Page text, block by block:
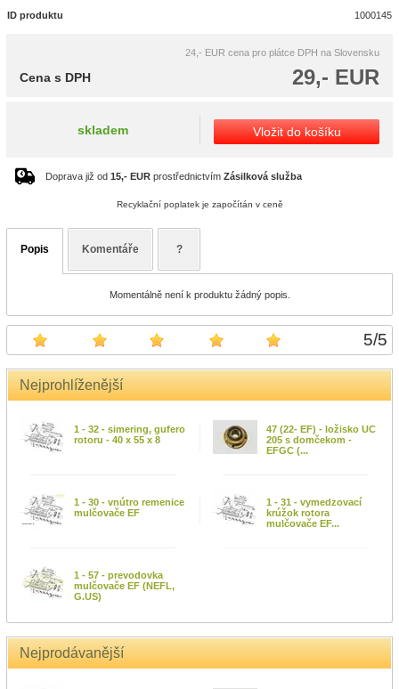
5/5
Nejprohlíženější
1 - 32 - simering, gufero
rotoru - 40 x 55 x 8
47 (22- EF) - ložisko UC
205 s domčekom -
EFGC (...
1 - 30 - vnútro remenice
mulčovače EF
1 - 31 - vymedzovací
krúžok rotora
mulčovače EF...
1 - 57 - prevodovka
mulčovače EF (NEFL,
G.US)
Nejprodávanější
ID produktu 1000145
24,- EUR cena pro plátce DPH na Slovensku
29,- EUR
Cena s DPH
skladem Vložit do košíku
Doprava již od 15,- EUR prostřednictvím Zásilková služba
Recyklační poplatek je započítán v ceně
Popis Komentáře ?
Momentálně není k produktu žádný popis.